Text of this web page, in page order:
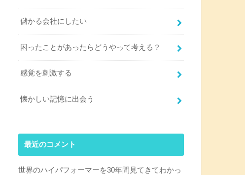
儲かる会社にしたい
困ったことがあったらどうやって考える？
感覚を刺激する
懐かしい記憶に出会う
最近のコメント
世界のハイパフォーマーを30年間見てきてわかっ